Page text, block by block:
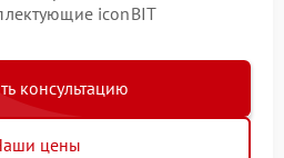
iconBIT
консультацию
цены